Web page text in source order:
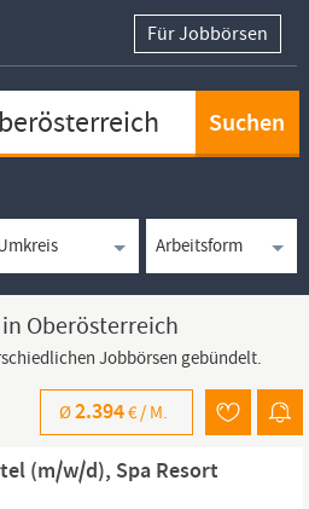
Für Jobbörsen
Oberösterreich
Jobbörsen gebündelt.
Ø2.394€ / M.
(m/w/d), Spa Resort